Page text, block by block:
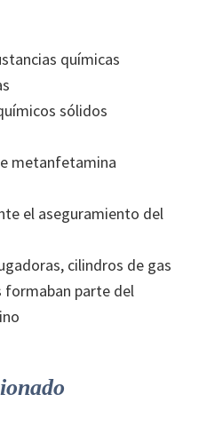
químicas
sólidos
metanfetamina
el aseguramiento del
cilindros de gas
formaban parte del